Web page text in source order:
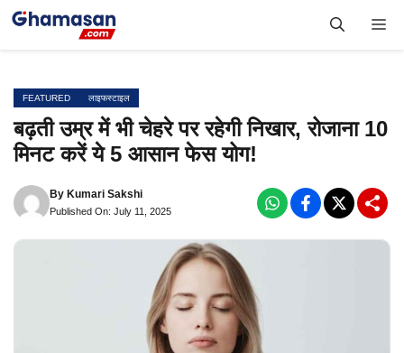
Skip
FEATURED लाइफस्टाइल
बढ़ती उम्र में भी चेहरे पर रहेगी निखार, रोजाना 10
मिनट करें ये 5 आसान फेस योग!
By Kumari Sakshi
Published On: July 11, 2025